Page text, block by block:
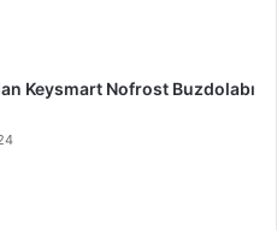
Keysmart Nofrost Buzdolabı